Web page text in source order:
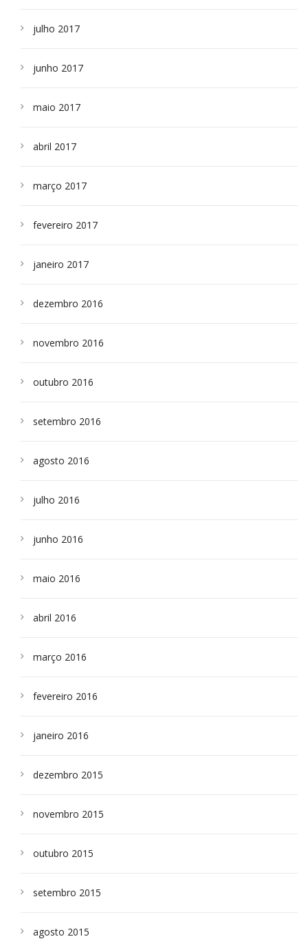
julho 2017
junho 2017
maio 2017
abril 2017
março 2017
fevereiro 2017
janeiro 2017
dezembro 2016
novembro 2016
outubro 2016
setembro 2016
agosto 2016
julho 2016
junho 2016
maio 2016
abril 2016
março 2016
fevereiro 2016
janeiro 2016
dezembro 2015
novembro 2015
outubro 2015
setembro 2015
agosto 2015